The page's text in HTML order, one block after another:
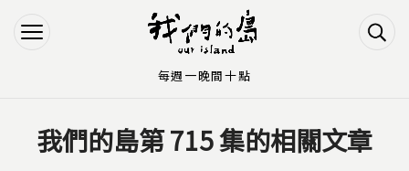
Jump to Navigation
Jump to Main content
您在這裡
我們的島第 715 集的相關文章
每週一晚間十點